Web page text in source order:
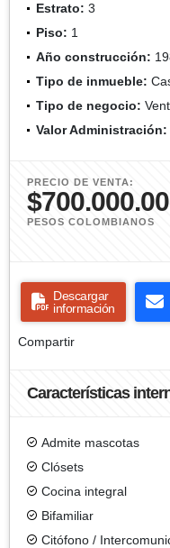
Estrato: 3
Piso: 1
Año construcción:
Tipo de inmueble:
Tipo de negocio:
Valor Administración:
PRECIO DE VENTA:
PESOS COLOMBIANOS
Descargar
información
Compartir
Características
Admite mascotas
Clósets
Cocina integral
Bifamiliar
Citófono /